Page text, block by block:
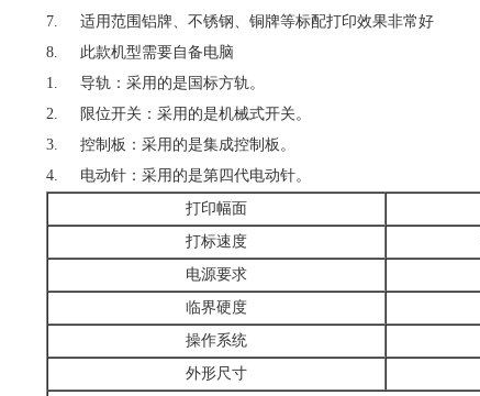
7. 适用范围铝牌、不锈钢、铜牌等标配打印效果非常好
8. 此款机型需要自备电脑
1. 导轨：采用的是国标方轨。
2. 限位开关：采用的是机械式开关。
3. 控制板：采用的是集成控制板。
4. 电动针：采用的是第四代电动针。
打印幅面
打标速度
电源要求
临界硬度
操作系统
外形尺寸